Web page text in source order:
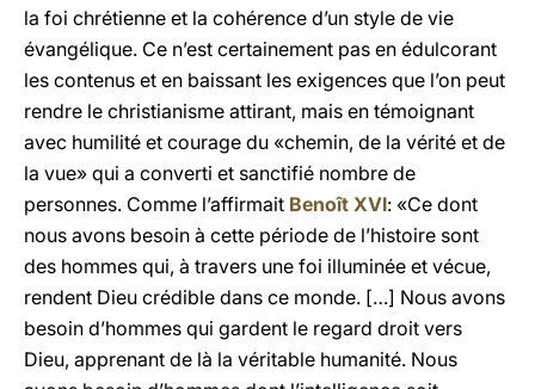
la foi chrétienne et la cohérence d’un style de vie
évangélique. Ce n’est certainement pas en édulcorant
les contenus et en baissant les exigences que l’on peut
rendre le christianisme attirant, mais en témoignant
avec humilité et courage du «chemin, de la vérité et de
la vue» qui a converti et sanctifié nombre de
personnes. Comme l’affirmait Benoît XVI: «Ce dont
nous avons besoin à cette période de l’histoire sont
des hommes qui, à travers une foi illuminée et vécue,
rendent Dieu crédible dans ce monde. […] Nous avons
besoin d’hommes qui gardent le regard droit vers
Dieu, apprenant de là la véritable humanité. Nous